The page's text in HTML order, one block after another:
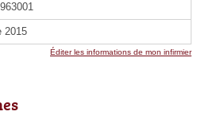
2015
Éditer les informations de mon infirmier